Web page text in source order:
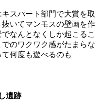
スパート部門で大賞を取
いてマンモスの壁画を作
なんとなくしか起こるこ
のワクワク感がたまらな
何度も遊べるのも
遺跡